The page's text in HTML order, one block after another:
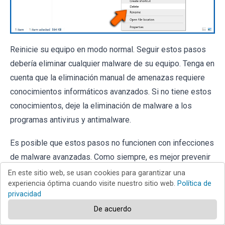
Reinicie su equipo en modo normal. Seguir estos pasos
debería eliminar cualquier malware de su equipo. Tenga en
cuenta que la eliminación manual de amenazas requiere
conocimientos informáticos avanzados. Si no tiene estos
conocimientos, deje la eliminación de malware a los
programas antivirus y antimalware.
Es posible que estos pasos no funcionen con infecciones
de malware avanzadas. Como siempre, es mejor prevenir
la infección que intentar eliminar el malware más tarde.
Para mantener su equipo seguro, instale las últimas
actualizaciones del sistema operativo y use software
antivirus. Para asegurarse de que su equipo esté libre de
En este sitio web, se usan cookies para garantizar una
experiencia óptima cuando visite nuestro sitio web. Política de
privacidad
De acuerdo